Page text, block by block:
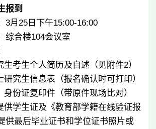
报到
3月 25 日下午15:00-16:00
综合楼104会议室
生考生个人简历及自述（见附件2）
研究生信息表（报名确认时可打印）
身份证复印件（带原件现场比对）
供学生证及《教育部学籍在线验证报
供最后毕业证书和学位证书照片或